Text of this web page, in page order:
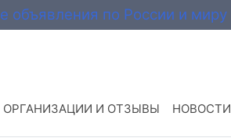
ОРГАНИЗАЦИИ И ОТЗЫВЫ НОВОСТИ